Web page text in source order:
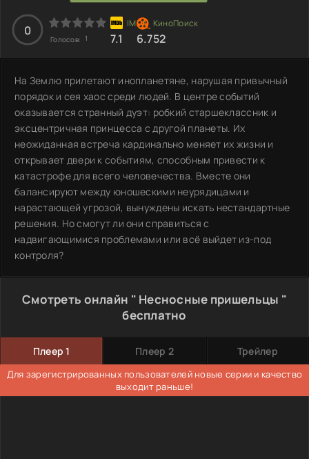
0
Голосов: 1 7.1 6.752
На Землю прилетают инопланетяне, нарушая привычный
порядок и сея хаос среди людей. В центре событий
оказывается странный дуэт: робкий старшеклассник и
эксцентричная принцесса с другой планеты. Их
неожиданная встреча кардинально меняет их жизни и
открывает двери к событиям, способным привести к
катастрофе для всего человечества. Вместе они
балансируют между юношескими неурядицами и
нарастающей угрозой, вынуждены искать нестандартные
решения. Но смогут ли они справиться с
надвигающимися проблемами или всё выйдет из-под
контроля?
Смотреть онлайн " Несносные пришельцы "
бесплатно
Плеер 1 Плеер 2 Трейлер
Для зарегистрированных пользователей новые серии и качество
выходит раньше!